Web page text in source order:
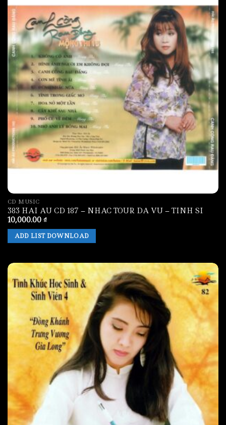
CD MUSIC
383 HAI AU CD 187 – NHAC TOUR DA VU – TINH SI
10,000.00 ₫
ADD LIST DOWNLOAD